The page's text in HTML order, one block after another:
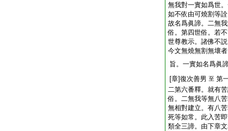
無我對一實如爲世
如不依由可燒割等
故名爲眞諦。二無
俗。第四世俗。若
世尊教示。諸佛不
今文無燒無割無壞
旨。一實如名爲眞
[章]復次善男 至 第
二第六番釋。就有
俗。二無我等無八
無相對建立。有八
死等如常。此入苦
類全三諦。由下章